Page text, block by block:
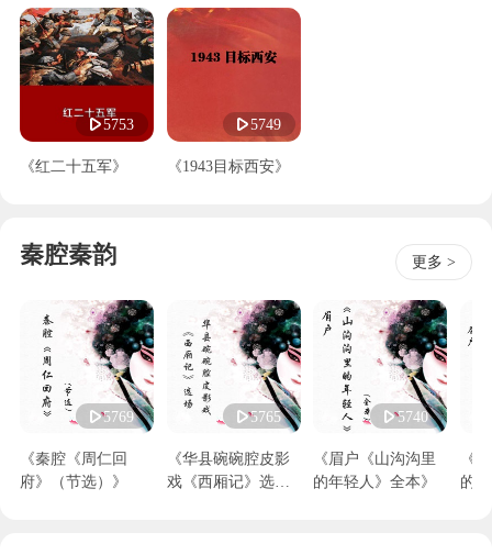
5753
《红二十五军》
5749
《1943目标西安》
秦腔秦韵 更多 >
5769
《秦腔《周仁回
府》（节选）》
5765
《华县碗碗腔皮影
戏《西厢记》选
5740
《眉户《山沟沟里
的年轻人》全本》
《
的